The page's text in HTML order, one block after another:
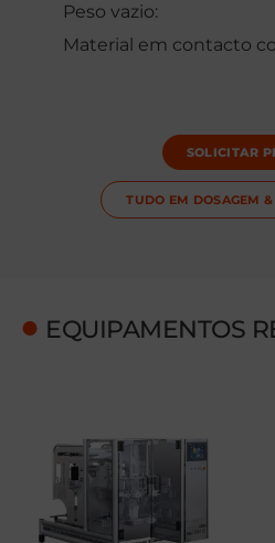
Peso vazio:
Material em contacto
SOLICITAR
TUDO EM DOSAGEM
● EQUIPAMENTOS